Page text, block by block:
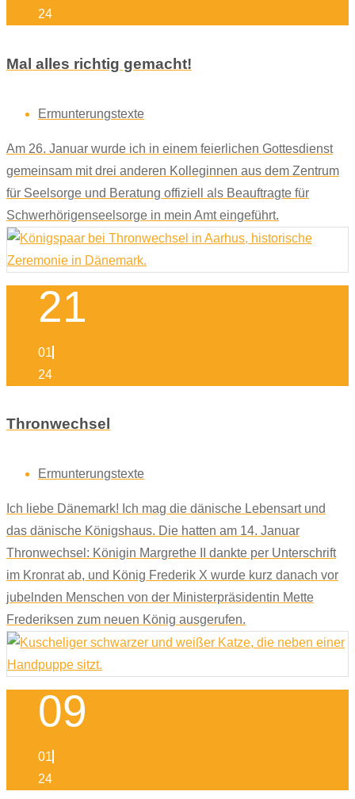
24
Mal alles richtig gemacht!
Ermunterungstexte
Am 26. Januar wurde ich in einem feierlichen Gottesdienst
gemeinsam mit drei anderen Kolleginnen aus dem Zentrum
für Seelsorge und Beratung offiziell als Beauftragte für
Schwerhörigenseelsorge in mein Amt eingeführt.
21
01
24
Thronwechsel
Ermunterungstexte
Ich liebe Dänemark! Ich mag die dänische Lebensart und
das dänische Königshaus. Die hatten am 14. Januar
Thronwechsel: Königin Margrethe II dankte per Unterschrift
im Kronrat ab, und König Frederik X wurde kurz danach vor
jubelnden Menschen von der Ministerpräsidentin Mette
Frederiksen zum neuen König ausgerufen.
09
01
24